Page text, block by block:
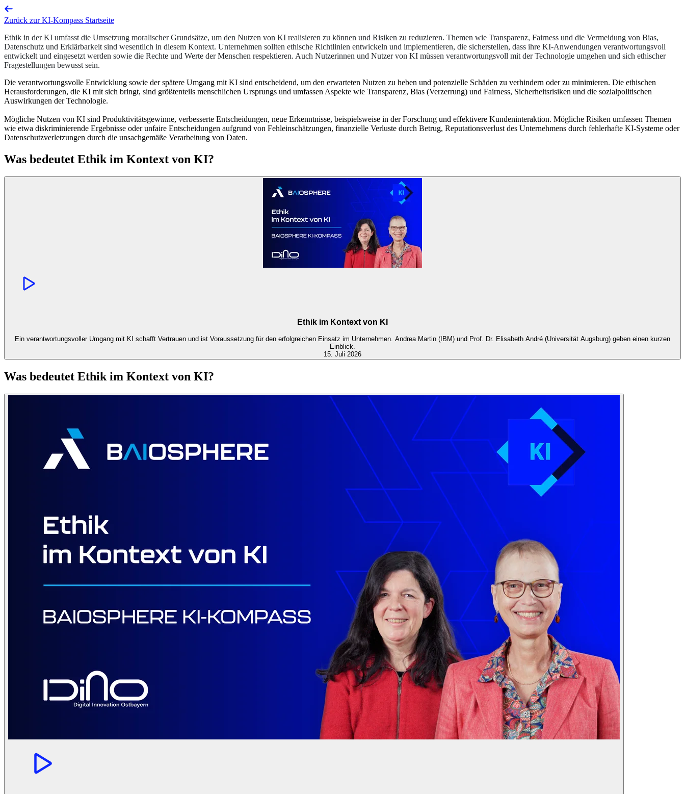
Zurück zur KI-Kompass Startseite
Ethik in der KI umfasst die Umsetzung moralischer Grundsätze, um den Nutzen von KI realisieren zu können und Risiken zu reduzieren. Themen wie Transparenz, Fairness und die Vermeidung von Bias,
Datenschutz und Erklärbarkeit sind wesentlich in diesem Kontext. Unternehmen sollten ethische Richtlinien entwickeln und implementieren, die sicherstellen, dass ihre KI-Anwendungen verantwortungsvoll
entwickelt und eingesetzt werden sowie die Rechte und Werte der Menschen respektieren. Auch Nutzerinnen und Nutzer von KI müssen verantwortungsvoll mit der Technologie umgehen und sich ethischer
Fragestellungen bewusst sein.
Die verantwortungsvolle Entwicklung sowie der spätere Umgang mit KI sind entscheidend, um den erwarteten Nutzen zu heben und potenzielle Schäden zu verhindern oder zu minimieren. Die ethischen
Herausforderungen, die KI mit sich bringt, sind größtenteils menschlichen Ursprungs und umfassen Aspekte wie Transparenz, Bias (Verzerrung) und Fairness, Sicherheitsrisiken und die sozialpolitischen
Auswirkungen der Technologie.
Mögliche Nutzen von KI sind Produktivitätsgewinne, verbesserte Entscheidungen, neue Erkenntnisse, beispielsweise in der Forschung und effektivere Kundeninteraktion. Mögliche Risiken umfassen Themen
wie etwa diskriminierende Ergebnisse oder unfaire Entscheidungen aufgrund von Fehleinschätzungen, finanzielle Verluste durch Betrug, Reputationsverlust des Unternehmens durch fehlerhafte KI-Systeme oder
Datenschutzverletzungen durch die unsachgemäße Verarbeitung von Daten.
Was bedeutet Ethik im Kontext von KI?
Ethik im Kontext von KI
Ein verantwortungsvoller Umgang mit KI schafft Vertrauen und ist Voraussetzung für den erfolgreichen Einsatz im Unternehmen. Andrea Martin (IBM) und Prof. Dr. Elisabeth André (Universität Augsburg) geben einen kurzen
Einblick.
15. Juli 2026
Was bedeutet Ethik im Kontext von KI?